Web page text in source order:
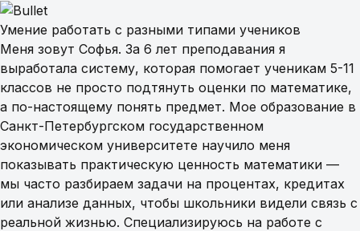
Умение работать с разными типами учеников
Меня зовут Софья. За 6 лет преподавания я
выработала систему, которая помогает ученикам 5-11
классов не просто подтянуть оценки по математике,
а по-настоящему понять предмет. Мое образование в
Санкт-Петербургском государственном
экономическом университете научило меня
показывать практическую ценность математики —
мы часто разбираем задачи на процентах, кредитах
или анализе данных, чтобы школьники видели связь с
реальной жизнью. Специализируюсь на работе с